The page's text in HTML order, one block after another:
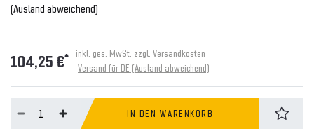
(Ausland abweichend)
104,25 €* inkl. ges. MwSt. zzgl. Versandkosten
Versand für DE (Ausland abweichend)
IN DEN WARENKORB